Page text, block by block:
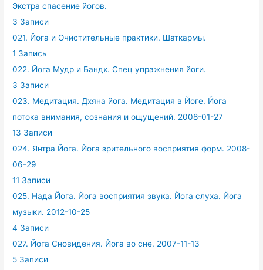
Экстра спасение йогов.
3 Записи
021. Йога и Очистительные практики. Шаткармы.
1 Запись
022. Йога Мудр и Бандх. Спец упражнения йоги.
3 Записи
023. Медитация. Дхяна йога. Медитация в Йоге. Йога
потока внимания, сознания и ощущений. 2008-01-27
13 Записи
024. Янтра Йога. Йога зрительного восприятия форм. 2008-
06-29
11 Записи
025. Нада Йога. Йога восприятия звука. Йога слуха. Йога
музыки. 2012-10-25
4 Записи
027. Йога Сновидения. Йога во сне. 2007-11-13
5 Записи